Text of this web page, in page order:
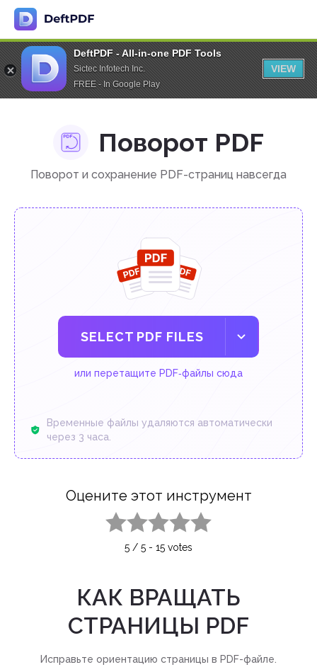
DeftPDF - All-in-one PDF Tools
Sictec Infotech Inc.
FREE - In Google Play
VIEW
Поворот PDF
Поворот и сохранение PDF-страниц навсегда
SELECT PDF FILES
или перетащите PDF‑файлы сюда
Временные файлы удаляются автоматически
через 3 часа.
Оцените этот инструмент
5 / 5 - 15 votes
КАК ВРАЩАТЬ
СТРАНИЦЫ PDF
Исправьте ориентацию страницы в PDF-файле.